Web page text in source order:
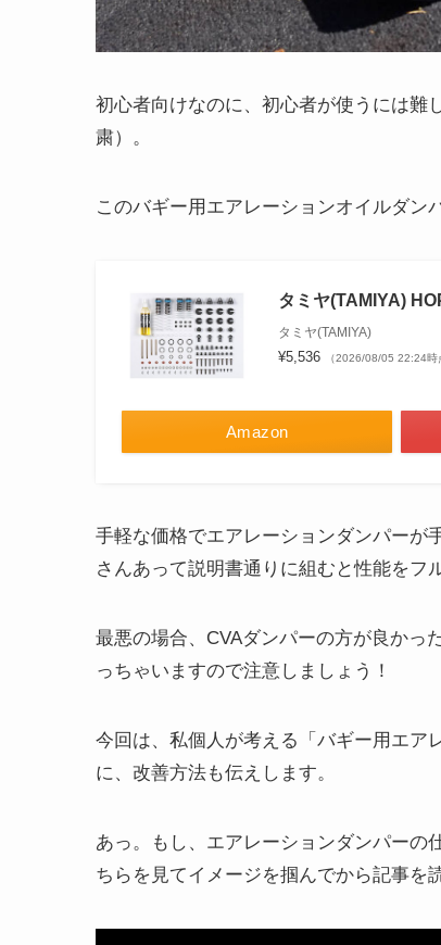
初心者向けなのに、初心者が使うには難
粛）。
このバギー用エアレーションオイルダン
タミヤ(TAMIYA)
タミヤ(TAMIYA)
¥5,536 （2026/08/05 22:24時
Amazon
手軽な価格でエアレーションダンパーが
さんあって説明書通りに組むと性能をフ
最悪の場合、CVAダンパーの方が良かっ
っちゃいますので注意しましょう！
今回は、私個人が考える「バギー用エア
に、改善方法も伝えします。
あっ。もし、エアレーションダンパーの
ちらを見てイメージを掴んでから記事を